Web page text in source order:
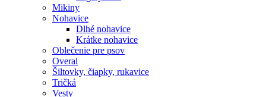
Mikiny
Nohavice
Dlhé nohavice
Krátke nohavice
Oblečenie pre psov
Overal
Šiltovky, čiapky, rukavice
Tričká
Vesty